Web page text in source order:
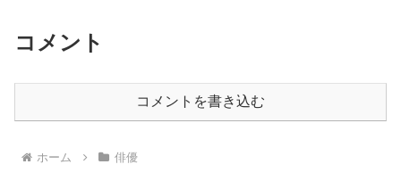
コメント
コメントを書き込む
ホーム 俳優